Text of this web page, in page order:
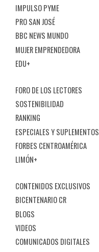
IMPULSO PYME
PRO SAN JOSÉ
BBC NEWS MUNDO
MUJER EMPRENDEDORA
EDU+
FORO DE LOS LECTORES
SOSTENIBILIDAD
RANKING
ESPECIALES Y SUPLEMENTOS
FORBES CENTROAMÉRICA
LIMÓN+
CONTENIDOS EXCLUSIVOS
BICENTENARIO CR
BLOGS
VIDEOS
COMUNICADOS DIGITALES